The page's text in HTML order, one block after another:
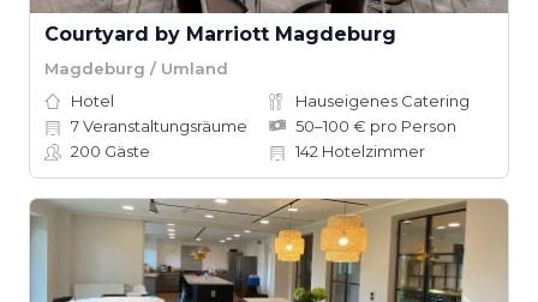
Courtyard by Marriott Magdeburg
Magdeburg / Umland
Hotel
Hauseigenes Catering
7Veranstaltungsräume
50–100 € pro Person
200 Gäste 142 Hotelzimmer